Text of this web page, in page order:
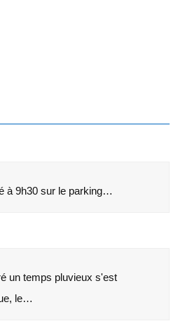
à 9h30 sur le parking…
un temps pluvieux s'est
le…